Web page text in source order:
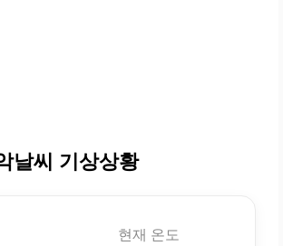
날씨 기상상황
현재 온도